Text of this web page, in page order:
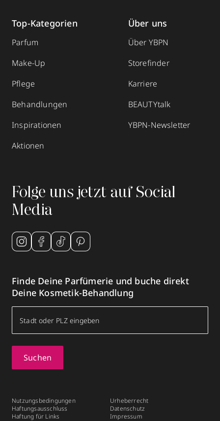
Top-Kategorien
Parfum
Make-Up
Pflege
Behandlungen
Inspirationen
Aktionen
Über uns
Über YBPN
Storefinder
Karriere
BEAUTYtalk
YBPN-Newsletter
Folge uns jetzt auf Social
Media
Finde Deine Parfümerie und buche direkt
Deine Kosmetik-Behandlung
Suchen
Nutzungsbedingungen
Haftungsausschluss
Haftung für Links
Urheberrecht
Datenschutz
Impressum